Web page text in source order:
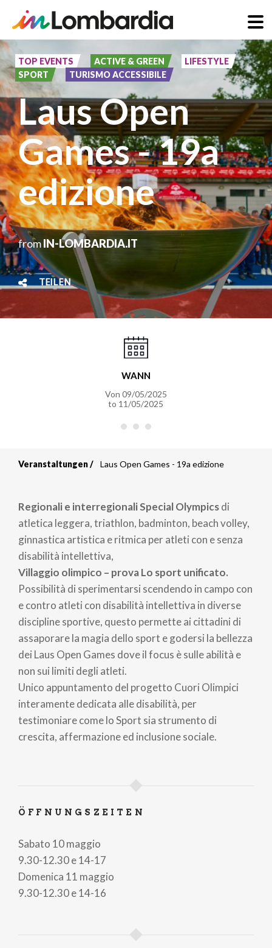
Direkt
zum
Inhalt
TOP EVENTS ACTIVE & GREEN
LIFESTYLE
SPORT
TURISMO ACCESSIBILE
Laus Open
Games - 19a
edizione
fromIN-LOMBARDIA.IT
TEILEN
WANN
Von 09/05/2025
to 11/05/2025
Veranstaltungen Laus Open Games - 19a edizione
Regionali e interregionali Special Olympicsdi
atletica leggera, triathlon, badminton, beach volley,
ginnastica artistica e ritmica per atleti con e senza
disabilità intellettiva,
Villaggio olimpico – prova Lo sport unificato.
Possibilità di sperimentarsi scendendo in campo con
e contro atleti con disabilità intellettiva in diverse
discipline sportive, questo permette ai cittadini di
assaporare la magia dello sport e godersi la bellezza
dei Laus Open Games dove il focus è sulle abilità e
non sui limiti degli atleti.
Unico appuntamento del progetto Cuori Olimpici
interamente dedicata alle disabilità, per
testimoniare come lo Sport sia strumento di
crescita, affermazione ed inclusione sociale.
ÖFFNUNGSZEITEN
Sabato 10 maggio
9.30-12.30 e 14-17
Domenica 11 maggio
9.30-12.30 e 14-16